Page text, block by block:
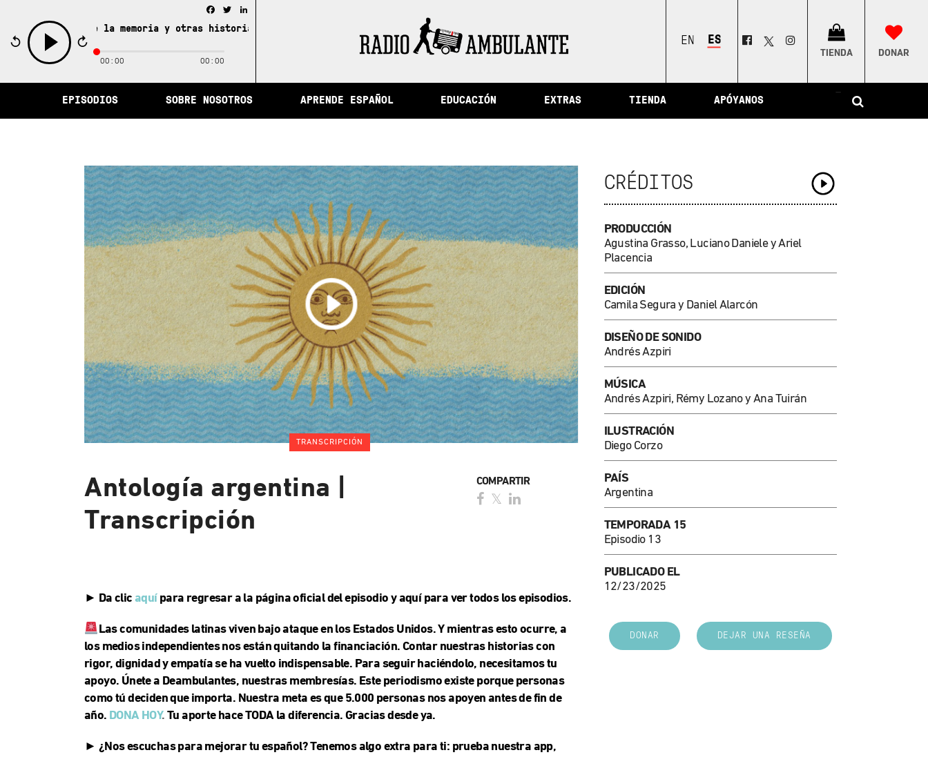
La ciudad de la memoria y otras historias del Perú / La ciudad de la memoria y otras historias del Perú
play
Facebook
Twitter
00:00 00:00
ENGLISHESPAÑOL
TIENDA DONAR
EPISODIOS SOBRE NOSOTROS APRENDE ESPAÑOL EDUCACIÓN EXTRAS TIENDA APÓYANOS
–
TRANSCRIPCIÓN
Antología argentina |
Transcripción
COMPARTIR
► Da clicaquí para regresar a la página oficial del episodio yaquípara ver todos los episodios.
Las comunidades latinas viven bajo ataque en los Estados Unidos. Y mientras esto ocurre, a
los medios independientes nos están quitando la financiación. Contar nuestras historias con
rigor, dignidad y empatía se ha vuelto indispensable. Para seguir haciéndolo, necesitamos tu
apoyo. Únete a Deambulantes, nuestras membresías. Este periodismo existe porque personas
como tú deciden que importa. Nuestra meta es que 5.000 personas nos apoyen antes de fin de
año. DONA HOY.Tu aporte hace TODA la diferencia. Gracias desde ya.
► ¿Nos escuchas para mejorar tu español? Tenemos algo extra para ti: prueba nuestra app,
CRÉDITOS
PRODUCCIÓN
Agustina Grasso, Luciano Daniele y Ariel
Placencia
EDICIÓN
Camila Segura y Daniel Alarcón
DISEÑO DE SONIDO
Andrés Azpiri
MÚSICA
Andrés Azpiri, Rémy Lozano y Ana Tuirán
ILUSTRACIÓN
Diego Corzo
PAÍS
Argentina
TEMPORADA 15
Episodio 13
PUBLICADO EL
12/23/2025
DONAR DEJAR UNA RESEÑA